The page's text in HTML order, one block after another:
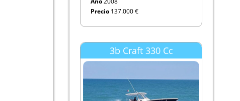
Precio137.000 €
3b Craft 330 Cc